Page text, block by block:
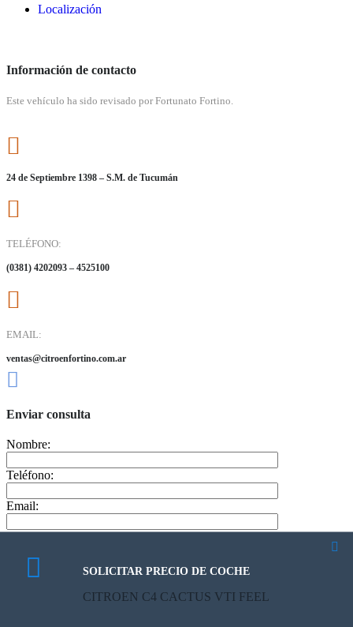
Localización
Información de contacto
Este vehículo ha sido revisado por Fortunato Fortino.
24 de Septiembre 1398 – S.M. de Tucumán
TELÉFONO:
(0381) 4202093 – 4525100
EMAIL:
ventas@citroenfortino.com.ar
Enviar consulta
Nombre:
Teléfono:
Email:
Mensaje
SOLICITAR PRECIO DE COCHE
CITROEN C4 CACTUS VTI FEEL